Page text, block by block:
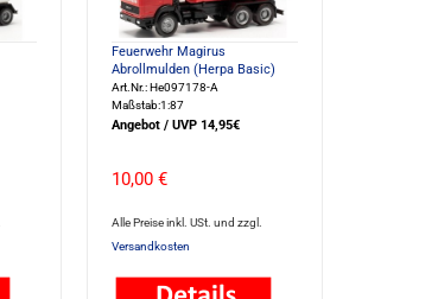
Feuerwehr Magirus
Abrollmulden (Herpa Basic)
Art.Nr.: He097178-A
Maßstab:1:87
Angebot / UVP 14,95€
10,00 €
Alle Preise inkl. USt. und zzgl.
Versandkosten